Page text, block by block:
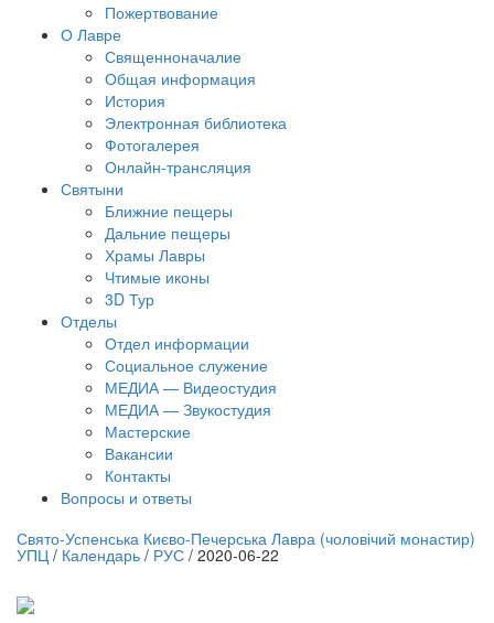
Пожертвование
О Лавре
Священноначалие
Общая информация
История
Электронная библиотека
Фотогалерея
Онлайн-трансляция
Святыни
Ближние пещеры
Дальние пещеры
Храмы Лавры
Чтимые иконы
3D Тур
Отделы
Отдел информации
Социальное служение
МЕДИА — Видеостудия
МЕДИА — Звукостудия
Мастерские
Вакансии
Контакты
Вопросы и ответы
трансляция | 12 сентября
Свято-Успенська Києво-Печерська Лавра (чоловічий монастир)
УПЦ / Календарь / РУС / 2020-06-22